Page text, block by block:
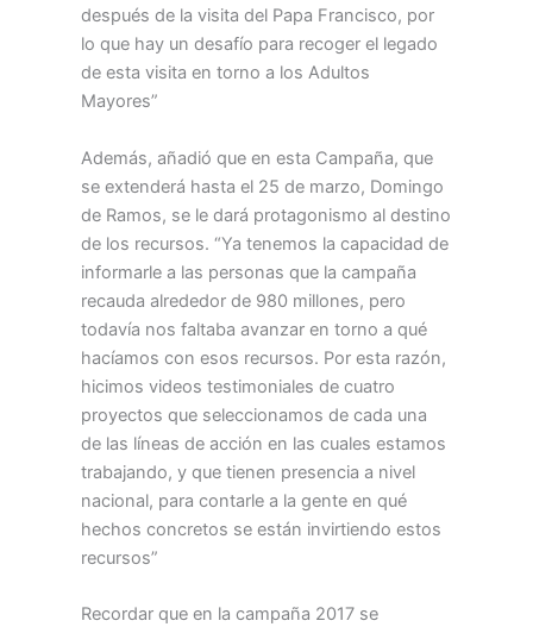
después de la visita del Papa Francisco, por
lo que hay un desafío para recoger el legado
de esta visita en torno a los Adultos
Mayores”
Además, añadió que en esta Campaña, que
se extenderá hasta el 25 de marzo, Domingo
de Ramos, se le dará protagonismo al destino
de los recursos. “Ya tenemos la capacidad de
informarle a las personas que la campaña
recauda alrededor de 980 millones, pero
todavía nos faltaba avanzar en torno a qué
hacíamos con esos recursos. Por esta razón,
hicimos videos testimoniales de cuatro
proyectos que seleccionamos de cada una
de las líneas de acción en las cuales estamos
trabajando, y que tienen presencia a nivel
nacional, para contarle a la gente en qué
hechos concretos se están invirtiendo estos
recursos”
Recordar que en la campaña 2017 se